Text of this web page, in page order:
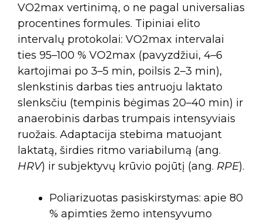
VO2max vertinimą, o ne pagal universalias
procentines formules. Tipiniai elito
intervalų protokolai: VO2max intervalai
ties 95–100 % VO2max (pavyzdžiui, 4–6
kartojimai po 3–5 min, poilsis 2–3 min),
slenkstinis darbas ties antruoju laktato
slenksčiu (tempinis bėgimas 20–40 min) ir
anaerobinis darbas trumpais intensyviais
ruožais. Adaptacija stebima matuojant
laktatą, širdies ritmo variabilumą (ang.
HRV) ir subjektyvų krūvio pojūtį (ang. RPE).
Poliarizuotas pasiskirstymas: apie 80
% apimties žemo intensyvumo